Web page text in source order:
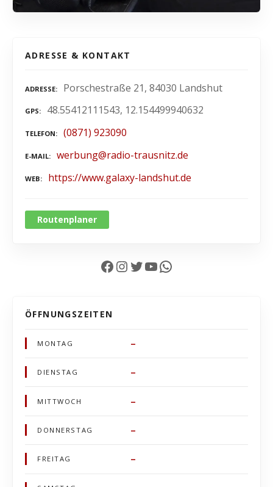
ADRESSE & KONTAKT
ADRESSE Porschestraße 21, 84030 Landshut
GPS 48.55412111543, 12.154499940632
TELEFON (0871) 923090
E-MAIL werbung@radio-trausnitz.de
WEB https://www.galaxy-landshut.de
Routenplaner
Facebook InstagramTwitter YouTube WhatsApp
ÖFFNUNGSZEITEN
MONTAG –
DIENSTAG –
MITTWOCH –
DONNERSTAG –
FREITAG –